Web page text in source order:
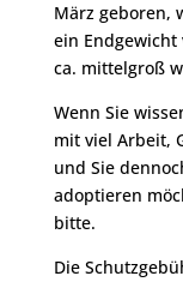
März geboren,
ein Endgewicht
ca. mittelgroß
Wenn Sie
mit viel Arbeit,
und Sie
adoptieren
bitte.
Die